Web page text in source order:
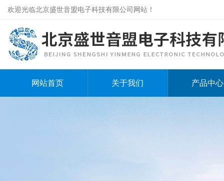
欢迎光临北京盛世音盟电子科技有限公司网站！
网站首页 关于我们 产品中心